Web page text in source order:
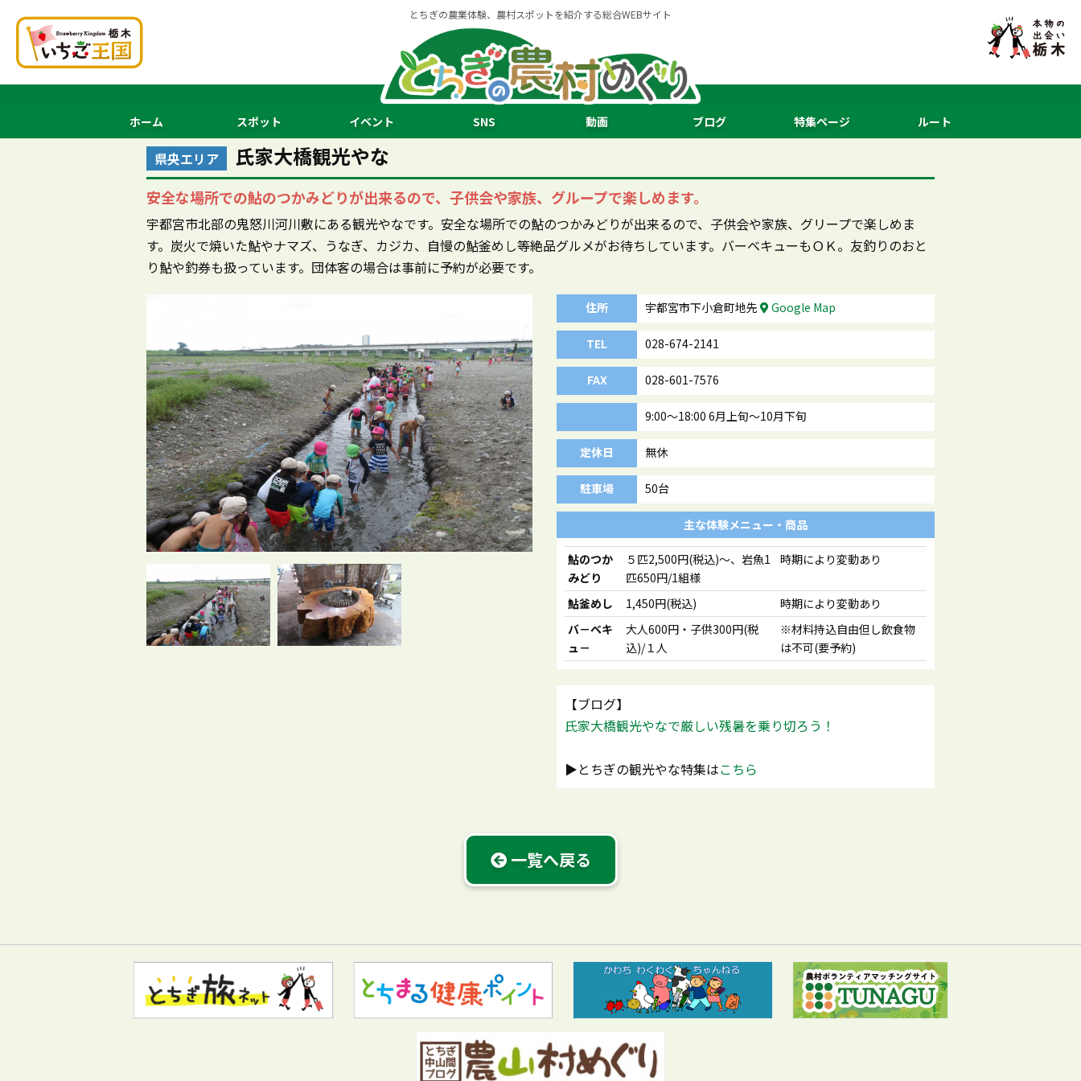
とちぎの農業体験、農村スポットを紹介する総合WEBサイト
ホーム スポット イベント SNS 動画 ブログ 特集ページ ルート
県央エリア 氏家大橋観光やな
安全な場所での鮎のつかみどりが出来るので、子供会や家族、グループで楽しめます。
宇都宮市北部の鬼怒川河川敷にある観光やなです。安全な場所での鮎のつかみどりが出来るので、子供会や家族、グリープで楽しめま
す。炭火で焼いた鮎やナマズ、うなぎ、カジカ、自慢の鮎釜めし等絶品グルメがお待ちしています。バーベキューもＯＫ。友釣りのおと
り鮎や釣券も扱っています。団体客の場合は事前に予約が必要です。
住所 宇都宮市下小倉町地先 Google Map
TEL 028-674-2141
FAX 028-601-7576
9:00～18:00 6月上旬～10月下旬
定休日 無休
駐車場 50台
主な体験メニュー・商品
鮎のつか
みどり
５匹2,500円(税込)～、岩魚1
匹650円/1組様
時期により変動あり
鮎釜めし 1,450円(税込)
時期により変動あり
バ－ベキ
ュ－
大人600円・子供300円(税
込)/１人
※材料持込自由但し飲食物
は不可(要予約)
【ブログ】
氏家大橋観光やなで厳しい残暑を乗り切ろう！
▶とちぎの観光やな特集はこちら
一覧へ戻る